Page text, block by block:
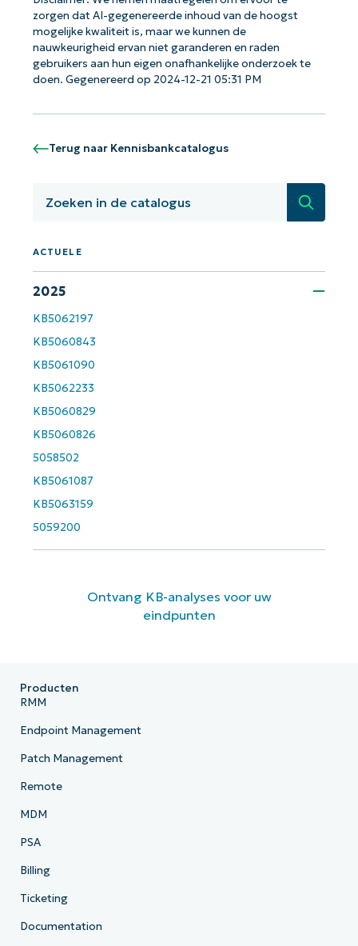
zorgen dat AI-gegenereerde inhoud van de hoogst
mogelijke kwaliteit is, maar we kunnen de
nauwkeurigheid ervan niet garanderen en raden
gebruikers aan hun eigen onafhankelijke onderzoek te
doen. Gegenereerd op 2024-12-21 05:31 PM
Terug naar Kennisbankcatalogus
Zoeken
ACTUELE
2025
KB5062197
KB5060843
KB5061090
KB5062233
KB5060829
KB5060826
5058502
KB5061087
KB5063159
5059200
Ontvang KB-analyses voor uw
eindpunten
Aan de slag met NinjaOne AI-
gestuurde KB-analyses!
and
name*
Producten
RMM
Endpoint Management
Patch Management
Remote
MDM
PSA
Billing
Ticketing
Documentation